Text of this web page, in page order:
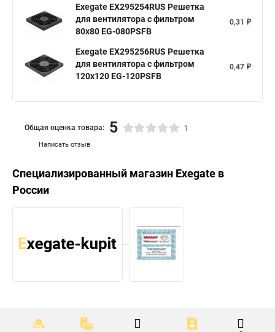
Exegate EX295254RUS Решетка
для вентилятора с фильтром
80x80 EG-080PSFB
0,31 ₽
Exegate EX295256RUS Решетка
для вентилятора с фильтром
120x120 EG-120PSFB
0,47 ₽
Написать отзыв
Общая оценка товара: 5 1
Специализированный магазин Exegate в
России